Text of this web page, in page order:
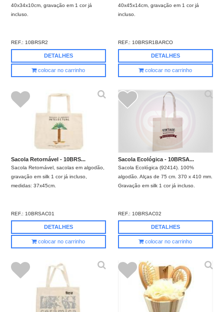
40x34x10cm, gravação em 1 cor já
incluso.
REF.:10BRSR2
DETALHES
colocar no carrinho
40x45x14cm, gravação em 1 cor já
incluso.
REF.:10BRSR1BARCO
DETALHES
colocar no carrinho
Sacola Retornável - 10BRS...
Sacola Retornável, sacolas em algodão,
gravação em silk 1 cor já incluso,
medidas: 37x45cm.
REF.: 10BRSAC01
DETALHES
colocar no carrinho
Sacola Ecológica - 10BRSA...
Sacola Ecológica (92414). 100%
algodão. Alças de 75 cm. 370 x 410 mm.
Gravação em silk 1 cor já incluso.
REF.: 10BRSAC02
DETALHES
colocar no carrinho